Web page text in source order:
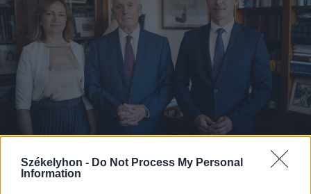
Székelyhon - Do Not Process My Personal
Information
2026. augusztus 08., szombat